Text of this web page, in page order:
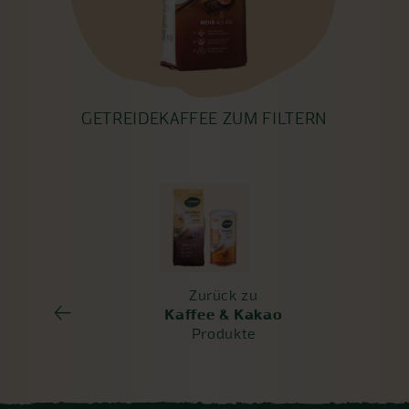
GETREIDEKAFFEE ZUM FILTERN
Zurück zu
Kaffee & Kakao
Produkte